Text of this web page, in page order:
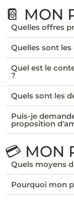
📔 MON
Quelles offres
Quelles sont
Quel est le
?
Quels sont les
Puis-je
proposition
💳 MON
Quels moyens
Pourquoi mon